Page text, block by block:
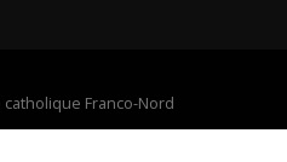
Franco-Nord